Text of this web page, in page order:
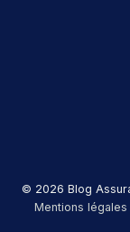
© 2026 Blog
Mentions légales